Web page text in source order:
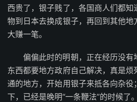
西贵了，银子贱了，各国商人们都知
物到日本去换成银子，再回到其他
大赚一笔。
偏偏此时的明朝，正在经历没有
东西都要地方政府自己解决，真是烦
通的地方，开始用银子来抵各向杂役
下，已经是晚明“一条鞭法”的时候了。